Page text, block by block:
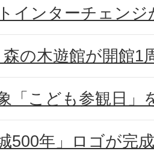
インターチェン
の木遊館が開館1
「こども参観日」
500年」ロゴが完